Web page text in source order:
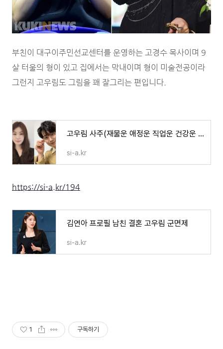
부친이 대구이주민선교센터를 운영하는 고경수 목사이며 9
살 터울의 형이 있고 집에서는 막내이며 형이 미술전공이라
그런지 고우림도 그림을 꽤 잘그리는 편입니다.
고우림 사주(재물운 애정운 직업운 건강운 가족운)
si-a.kr
https://si-a.kr/194
김연아 프로필 남친 결혼 고우림 군면제
si-a.kr
1 구독하기